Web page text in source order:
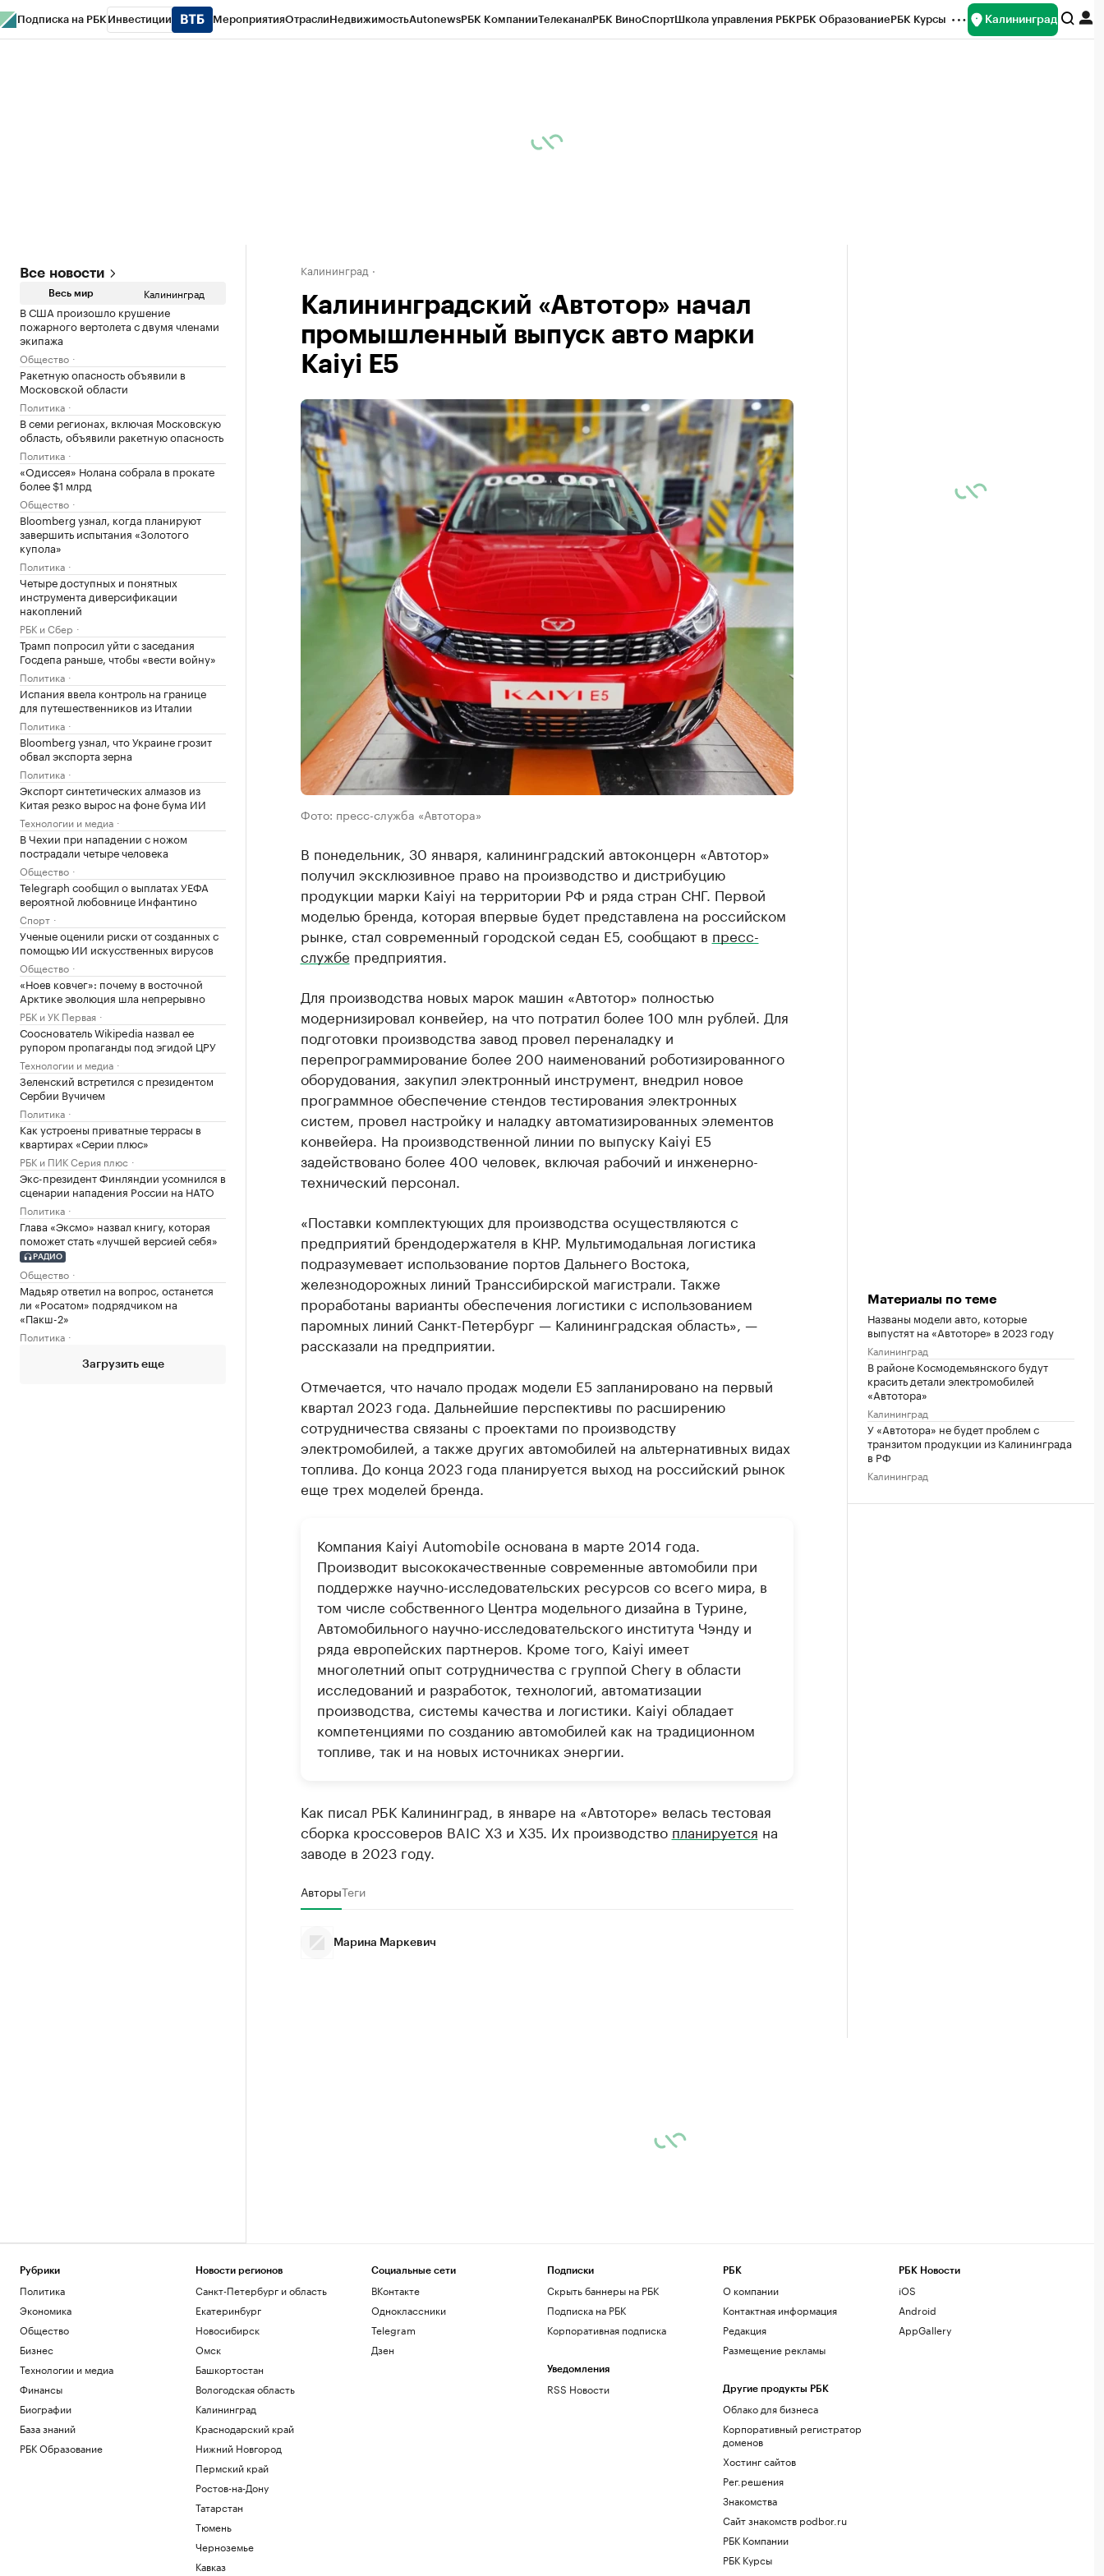
Подписка на РБК Инвестиции МероприятияОтраслиНедвижимостьAutonewsРБК КомпанииТелеканалРБК ВиноСпортШкола управления РБКРБК ОбразованиеРБК Курсы Калининград
Все новости
Весь мир Калининград
В США произошло крушение
пожарного вертолета с двумя членами
экипажа
Общество
Ракетную опасность объявили в
Московской области
Политика
В семи регионах, включая Московскую
область, объявили ракетную опасность
Политика
«Одиссея» Нолана собрала в прокате
более $1 млрд
Общество
Bloomberg узнал, когда планируют
завершить испытания «Золотого
купола»
Политика
Четыре доступных и понятных
инструмента диверсификации
накоплений
РБК и Сбер
Трамп попросил уйти с заседания
Госдепа раньше, чтобы «вести войну»
Политика
Испания ввела контроль на границе
для путешественников из Италии
Политика
Bloomberg узнал, что Украине грозит
обвал экспорта зерна
Политика
Экспорт синтетических алмазов из
Китая резко вырос на фоне бума ИИ
Технологии и медиа
В Чехии при нападении с ножом
пострадали четыре человека
Общество
Telegraph сообщил о выплатах УЕФА
вероятной любовнице Инфантино
Спорт
Ученые оценили риски от созданных с
помощью ИИ искусственных вирусов
Общество
«Ноев ковчег»: почему в восточной
Арктике эволюция шла непрерывно
РБК и УК Первая
Сооснователь Wikipedia назвал ее
рупором пропаганды под эгидой ЦРУ
Технологии и медиа
Зеленский встретился с президентом
Сербии Вучичем
Политика
Как устроены приватные террасы в
квартирах «Серии плюс»
РБК и ПИК Серия плюс
Экс-президент Финляндии усомнился в
сценарии нападения России на НАТО
Политика
Глава «Эксмо» назвал книгу, которая
поможет стать «лучшей версией себя»
РАДИО
Общество
Мадьяр ответил на вопрос, останется
ли «Росатом» подрядчиком на
«Пакш-2»
Политика
Загрузить еще
Калининград
Калининградский «Автотор» начал
промышленный выпуск авто марки
Kaiyi Е5
Фото: пресс-служба «Автотора»
В понедельник, 30 января, калининградский автоконцерн «Автотор»
получил эксклюзивное право на производство и дистрибуцию
продукции марки Kaiyi на территории РФ и ряда стран СНГ. Первой
моделью бренда, которая впервые будет представлена на российском
рынке, стал современный городской седан E5, сообщают в пресс-
службе предприятия.
Для производства новых марок машин «Автотор» полностью
модернизировал конвейер, на что потратил более 100 млн рублей. Для
подготовки производства завод провел переналадку и
перепрограммирование более 200 наименований роботизированного
оборудования, закупил электронный инструмент, внедрил новое
программное обеспечение стендов тестирования электронных
систем, провел настройку и наладку автоматизированных элементов
конвейера. На производственной линии по выпуску Kaiyi E5
задействовано более 400 человек, включая рабочий и инженерно-
технический персонал.
«Поставки комплектующих для производства осуществляются с
предприятий брендодержателя в КНР. Мультимодальная логистика
подразумевает использование портов Дальнего Востока,
железнодорожных линий Транссибирской магистрали. Также
проработаны варианты обеспечения логистики с использованием
паромных линий Санкт-Петербург — Калининградская область», —
рассказали на предприятии.
Отмечается, что начало продаж модели E5 запланировано на первый
квартал 2023 года. Дальнейшие перспективы по расширению
сотрудничества связаны с проектами по производству
электромобилей, а также других автомобилей на альтернативных видах
топлива. До конца 2023 года планируется выход на российский рынок
еще трех моделей бренда.
Компания Kaiyi Automobile основана в марте 2014 года.
Производит высококачественные современные автомобили при
поддержке научно-исследовательских ресурсов со всего мира, в
том числе собственного Центра модельного дизайна в Турине,
Автомобильного научно-исследовательского института Чэнду и
ряда европейских партнеров. Кроме того, Kaiyi имеет
многолетний опыт сотрудничества с группой Chery в области
исследований и разработок, технологий, автоматизации
производства, системы качества и логистики. Kaiyi обладает
компетенциями по созданию автомобилей как на традиционном
топливе, так и на новых источниках энергии.
Как писал РБК Калининград, в январе на «Автоторе» велась тестовая
сборка кроссоверов BAIC Х3 и X35. Их производство планируется на
заводе в 2023 году.
АвторыТеги
Марина Маркевич
Материалы по теме
Названы модели авто, которые
выпустят на «Автоторе» в 2023 году
Калининград
В районе Космодемьянского будут
красить детали электромобилей
«Автотора»
Калининград
У «Автотора» не будет проблем с
транзитом продукции из Калининграда
в РФ
Калининград
Рубрики
Политика
Экономика
Общество
Бизнес
Технологии и медиа
Финансы
Биографии
База знаний
РБК Образование
Новости регионов
Санкт-Петербург и область
Екатеринбург
Новосибирск
Омск
Башкортостан
Вологодская область
Калининград
Краснодарский край
Нижний Новгород
Пермский край
Ростов-на-Дону
Татарстан
Тюмень
Черноземье
Кавказ
Социальные сети
ВКонтакте
Одноклассники
Telegram
Дзен
Подписки
Скрыть баннеры на РБК
Подписка на РБК
Корпоративная подписка
Уведомления
RSS Новости
РБК
О компании
Контактная информация
Редакция
Размещение рекламы
Другие продукты РБК
Облако для бизнеса
Корпоративный регистратор
доменов
Хостинг сайтов
Рег.решения
Знакомства
Сайт знакомств podbor.ru
РБК Компании
РБК Курсы
РБК Новости
iOS
Android
AppGallery